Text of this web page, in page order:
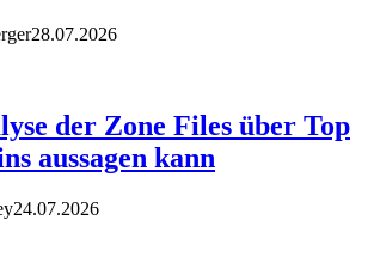
28.07.2026
der Zone Files über Top
aussagen kann
24.07.2026